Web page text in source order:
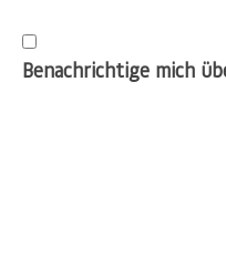
Benachrichtige mich